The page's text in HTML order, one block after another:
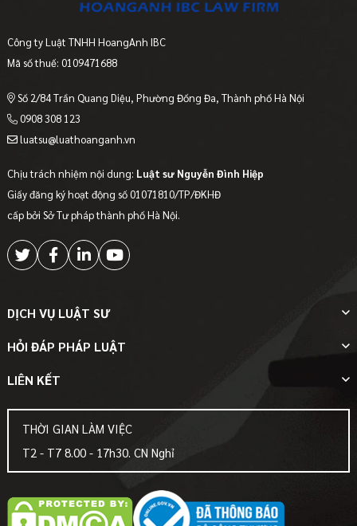
Công ty Luật TNHH HoangAnh IBC
Mã số thuế: 0109471688
Số 2/84 Trần Quang Diệu, Phường Đống Đa, Thành phố Hà Nội
0908 308 123
luatsu@luathoanganh.vn
Chịu trách nhiệm nội dung: Luật sư Nguyễn Đình Hiệp
Giấy đăng ký hoạt động số 01071810/TP/ĐKHĐ
cấp bởi Sở Tư pháp thành phố Hà Nội.
DỊCH VỤ LUẬT SƯ
HỎI ĐÁP PHÁP LUẬT
LIÊN KẾT
THỜI GIAN LÀM VIỆC
T2 - T7 8.00 - 17h30. CN Nghỉ